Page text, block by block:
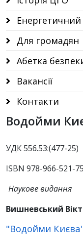
Для громадян
Абетка
Вакансії
Контакти
Водойми
УДК 556.53:(477-25)
ISBN 978-966-521-
Наукове видання
Вишневський
"Водойми